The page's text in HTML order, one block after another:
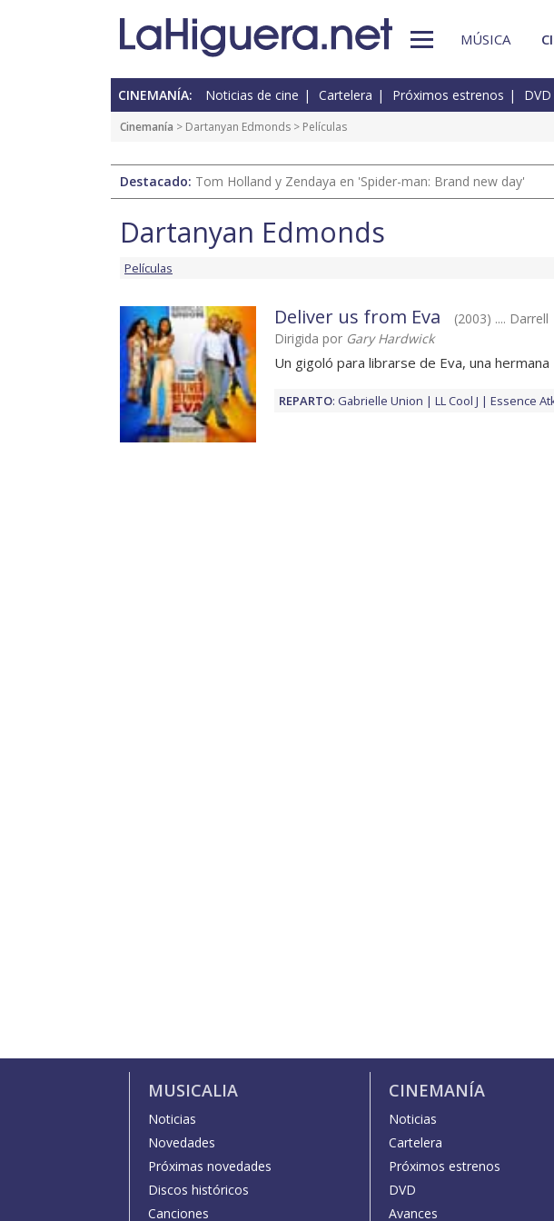
MÚSICA
CINEMANÍA: Noticias de cine Cartelera Próximos estrenos DVD
Cinemanía > Dartanyan Edmonds > Películas
Destacado: Tom Holland y Zendaya en 'Spider-man: Brand new day'
Dartanyan Edmonds
Películas
Deliver us from Eva
(2003) .... Darrell
Dirigida por Gary Hardwick
Un gigoló para librarse de Eva, una hermana
REPARTO: Gabrielle Union LL Cool J Essence
MUSICALIA
Noticias
Novedades
Próximas novedades
Discos históricos
Canciones
CINEMANÍA
Noticias
Cartelera
Próximos estrenos
DVD
Avances